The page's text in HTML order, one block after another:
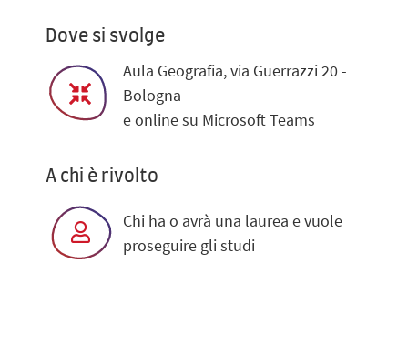
Dove si svolge
Aula Geografia, via Guerrazzi 20 -
Bologna
e online su Microsoft Teams
A chi è rivolto
Chi ha o avrà una laurea e vuole
proseguire gli studi